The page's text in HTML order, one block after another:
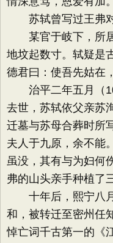
苏轼曾写过王弗对
某官于岐下，所居
地坟起数寸。轼疑是
德君曰：使吾先姑在
治平二年五月（
去世，苏轼依父亲苏
迁墓与苏母合葬时所
夫人于九原，余不能
虽没，其有与为妇何
弗的山头亲手种植了
十年后，熙宁八月
和，被转迁至密州任
悼亡词千古第一的《